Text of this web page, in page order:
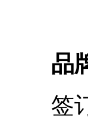
品牌
签订